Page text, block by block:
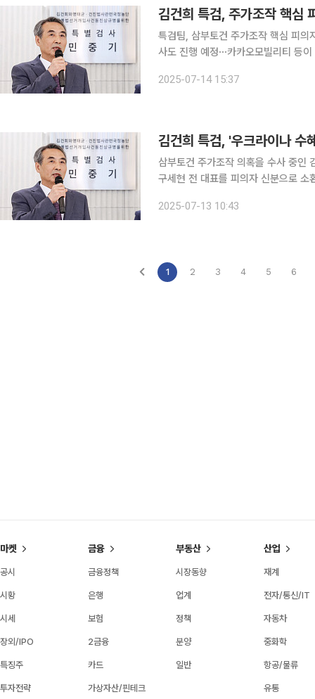
김건희 특검, 주가조작 핵심
특검팀, 삼부토건 주가조작 핵심 피의
사도 진행 예정⋯카카오모빌리티 등이
작 핵심 피의자 구속 영장 청구를 준
2025-07-14 15:37
김건희 특검, '우크라이나 수
삼부토건 주가조작 의혹을 수사 중인
구세현 전 대표를 피의자 신분으로 소환해 조사한다. 이날 김건희 특
2025-07-13 10:43
1 2 3 4 5 6
마켓
공시
시황
시세
장외/IPO
특징주
투자전략
금융
금융정책
은행
보험
2금융
카드
가상자산/핀테크
부동산
시장동향
업계
정책
분양
일반
산업
재계
전자/통신/IT
자동차
중화학
항공/물류
유통